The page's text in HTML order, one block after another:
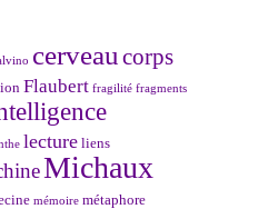
cerveau corps
Flaubert fragilité fragments
lecture liens
Michaux
mémoire métaphore